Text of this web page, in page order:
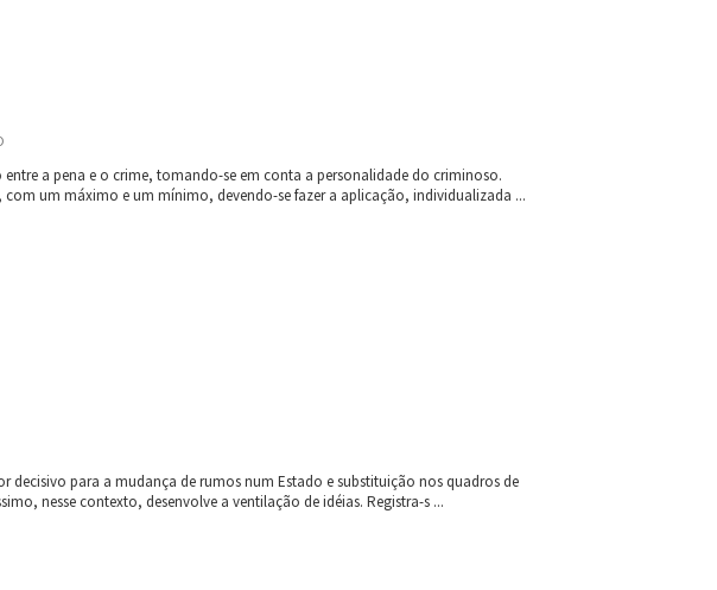
a pena e o crime, tomando-se em conta a personalidade do criminoso.
um máximo e um mínimo, devendo-se fazer a aplicação, individualizada ...
decisivo para a mudança de rumos num Estado e substituição nos quadros de
nesse contexto, desenvolve a ventilação de idéias. Registra-s ...